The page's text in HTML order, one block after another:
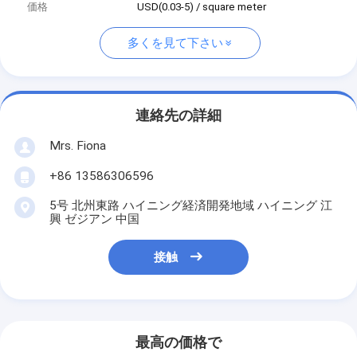
価格
USD(0.03-5) / square meter
多くを見て下さい
連絡先の詳細
Mrs. Fiona
+86 13586306596
5号 北州東路 ハイニング経済開発地域 ハイニング 江
興 ゼジアン 中国
接触
最高の価格で